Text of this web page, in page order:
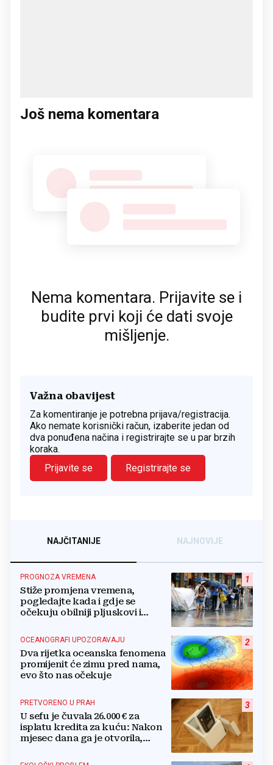
Još nema komentara
Nema komentara. Prijavite se i
budite prvi koji će dati svoje
mišljenje.
Važna obavijest
Za komentiranje je potrebna prijava/registracija.
Ako nemate korisnički račun, izaberite jedan od
dva ponuđena načina i registrirajte se u par brzih
koraka.
Prijavite se
Registrirajte se
NAJČITANIJE NAJNOVIJE
1
PROGNOZA VREMENA
Stiže promjena vremena,
pogledajte kada i gdje se
očekuju obilniji pljuskovi i
2
OCEANOGRAFI UPOZORAVAJU
Dva rijetka oceanska fenomena
promijenit će zimu pred nama,
evo što nas očekuje
3
PRETVORENO U PRAH
U sefu je čuvala 26.000 € za
isplatu kredita za kuću: Nakon
mjesec dana ga je otvorila,